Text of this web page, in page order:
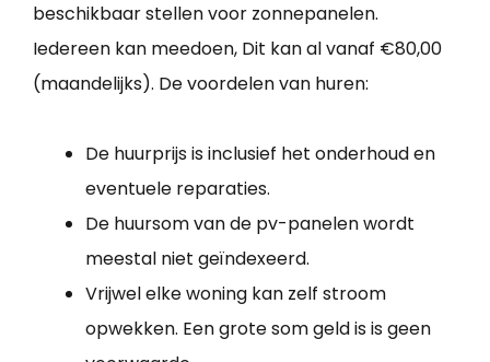
beschikbaar stellen voor zonnepanelen.
Iedereen kan meedoen, Dit kan al vanaf €80,00
(maandelijks). De voordelen van huren:
De huurprijs is inclusief het onderhoud en
eventuele reparaties.
De huursom van de pv-panelen wordt
meestal niet geïndexeerd.
Vrijwel elke woning kan zelf stroom
opwekken. Een grote som geld is is geen